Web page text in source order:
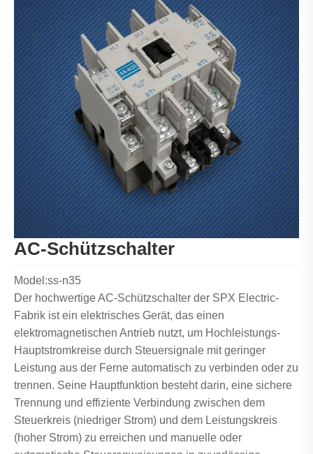
AC-Schützschalter
Model:ss-n35
Der hochwertige AC-Schützschalter der SPX Electric-
Fabrik ist ein elektrisches Gerät, das einen
elektromagnetischen Antrieb nutzt, um Hochleistungs-
Hauptstromkreise durch Steuersignale mit geringer
Leistung aus der Ferne automatisch zu verbinden oder zu
trennen. Seine Hauptfunktion besteht darin, eine sichere
Trennung und effiziente Verbindung zwischen dem
Steuerkreis (niedriger Strom) und dem Leistungskreis
(hoher Strom) zu erreichen und manuelle oder